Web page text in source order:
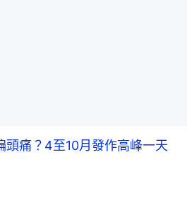
頭痛？4至10月發作高峰一天